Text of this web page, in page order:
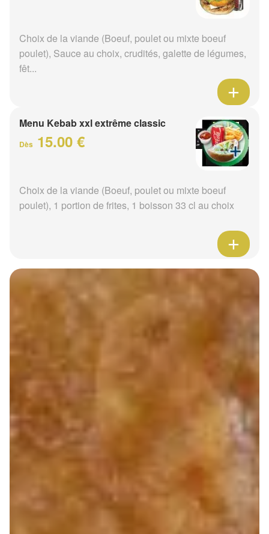
Choix de la viande (Boeuf, poulet ou mixte boeuf
poulet), Sauce au choix, crudités, galette de légumes,
fêt...
Menu Kebab xxl extrême classic
Dès 15.00 €
Choix de la viande (Boeuf, poulet ou mixte boeuf
poulet), 1 portion de frites, 1 boisson 33 cl au choix